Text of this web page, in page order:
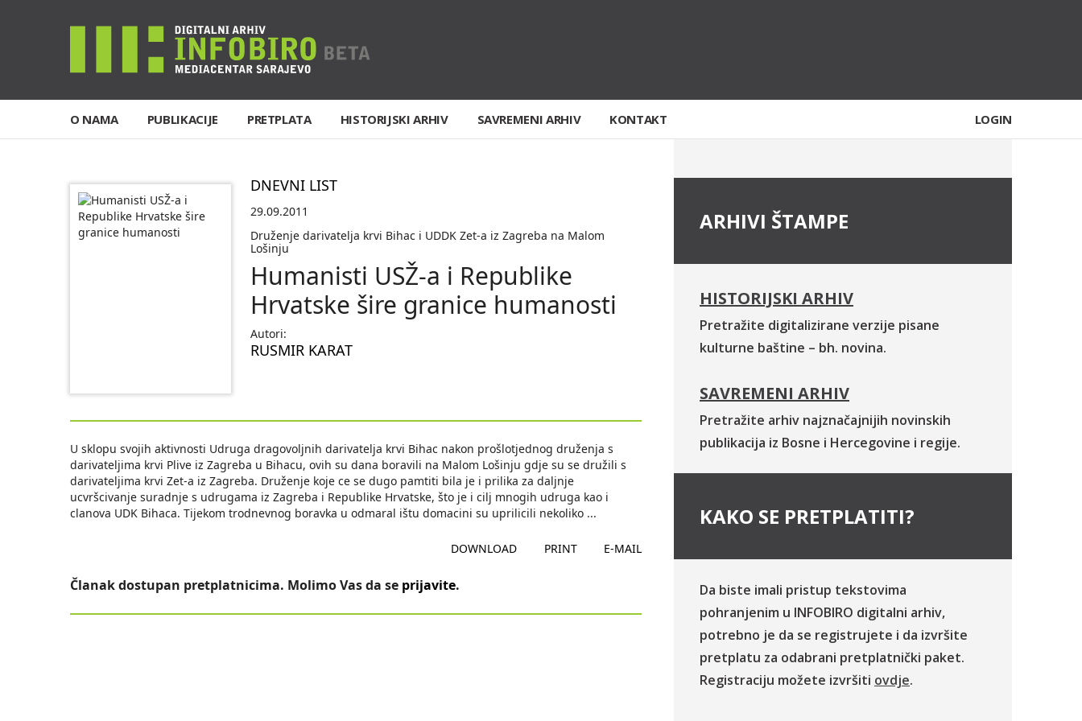
O NAMA PUBLIKACIJE PRETPLATA HISTORIJSKI ARHIV SAVREMENI ARHIV KONTAKT LOGIN
DNEVNI LIST
29.09.2011
Druženje darivatelja krvi Bihac i UDDK Zet-a iz Zagreba na Malom
Lošinju
Humanisti USŽ-a i Republike
Hrvatske šire granice humanosti
Autori:
RUSMIR KARAT
U sklopu svojih aktivnosti Udruga dragovoljnih darivatelja krvi Bihac nakon prošlotjednog druženja s
darivateljima krvi Plive iz Zagreba u Bihacu, ovih su dana boravili na Malom Lošinju gdje su se družili s
darivateljima krvi Zet-a iz Zagreba. Druženje koje ce se dugo pamtiti bila je i prilika za daljnje
ucvršcivanje suradnje s udrugama iz Zagreba i Republike Hrvatske, što je i cilj mnogih udruga kao i
clanova UDK Bihaca. Tijekom trodnevnog boravka u odmaral ištu domacini su uprilicili nekoliko ...
DOWNLOAD PRINT E-MAIL
Članak dostupan pretplatnicima. Molimo Vas da se prijavite.
ARHIVI ŠTAMPE
HISTORIJSKI ARHIV
Pretražite digitalizirane verzije pisane
kulturne baštine – bh. novina.
SAVREMENI ARHIV
Pretražite arhiv najznačajnijih novinskih
publikacija iz Bosne i Hercegovine i regije.
KAKO SE PRETPLATITI?
Da biste imali pristup tekstovima
pohranjenim u INFOBIRO digitalni arhiv,
potrebno je da se registrujete i da izvršite
pretplatu za odabrani pretplatnički paket.
Registraciju možete izvršiti ovdje.